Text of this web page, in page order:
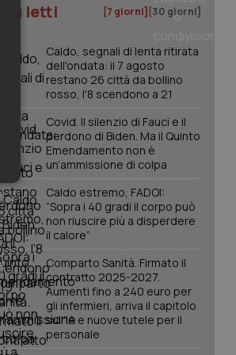
I più letti [7 giorni] [30 giorni]
Caldo, segnali di lenta ritirata
dell'ondata: il 7 agosto
restano 26 città da bollino
rosso, l'8 scendono a 21
Covid. Il silenzio di Fauci e il
perdono di Biden. Ma il Quinto
Emendamento non è
un’ammissione di colpa
Caldo estremo, FADOI:
“Sopra i 40 gradi il corpo può
non riuscire più a disperdere
il calore”
Comparto Sanità. Firmato il
contratto 2025-2027.
Aumenti fino a 240 euro per
gli infermieri, arriva il capitolo
sull'IA e nuove tutele per il
personale